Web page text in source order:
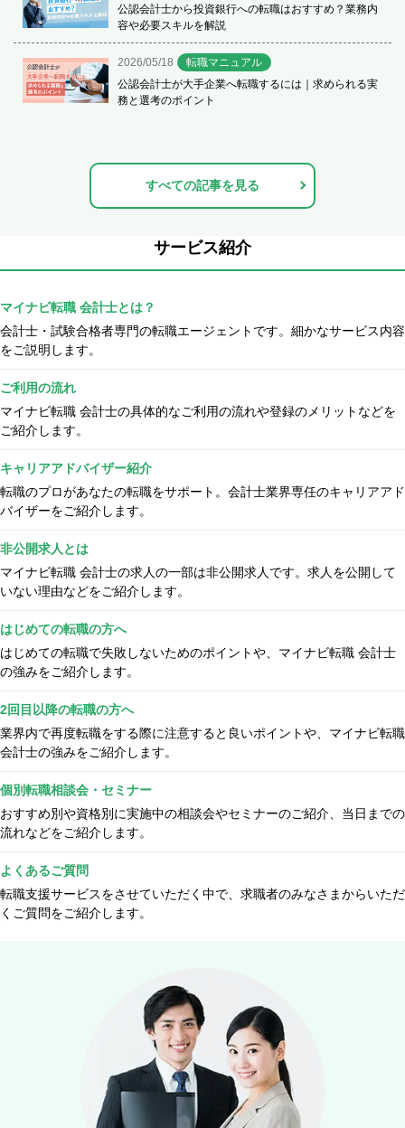
公認会計士から投資銀行への転職はおすすめ？業務内
容や必要スキルを解説
2026/05/18
転職マニュアル
公認会計士が大手企業へ転職するには｜求められる実
務と選考のポイント
すべての記事を見る
サービス紹介
マイナビ転職 会計士とは？
会計士・試験合格者専門の転職エージェントです。細かなサービス内容
をご説明します。
ご利用の流れ
マイナビ転職 会計士の具体的なご利用の流れや登録のメリットなどを
ご紹介します。
キャリアアドバイザー紹介
転職のプロがあなたの転職をサポート。会計士業界専任のキャリアアド
バイザーをご紹介します。
非公開求人とは
マイナビ転職 会計士の求人の一部は非公開求人です。求人を公開して
いない理由などをご紹介します。
はじめての転職の方へ
はじめての転職で失敗しないためのポイントや、マイナビ転職 会計士
の強みをご紹介します。
2回目以降の転職の方へ
業界内で再度転職をする際に注意すると良いポイントや、マイナビ転職
会計士の強みをご紹介します。
個別転職相談会・セミナー
おすすめ別や資格別に実施中の相談会やセミナーのご紹介、当日までの
流れなどをご紹介します。
よくあるご質問
転職支援サービスをさせていただく中で、求職者のみなさまからいただ
くご質問をご紹介します。